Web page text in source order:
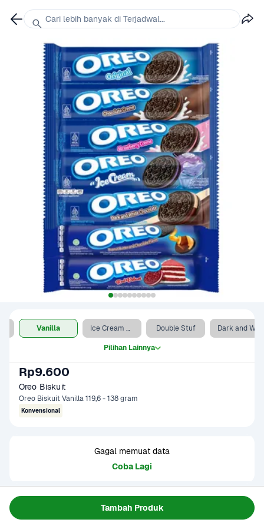
Tambah Produk
Vanilla Ice Cream Blueberry Double Stuf
Pilihan Lainnya
Rp9.600
Oreo Biskuit
Oreo Biskuit Vanilla 119,6 - 138 gram
Konvensional
Gagal memuat data
Coba Lagi
Informasi Produk
Biskuit sandwich dengan isian krim. Tekstur biskuit renyah
Cari lebih banyak di Terjadwal...